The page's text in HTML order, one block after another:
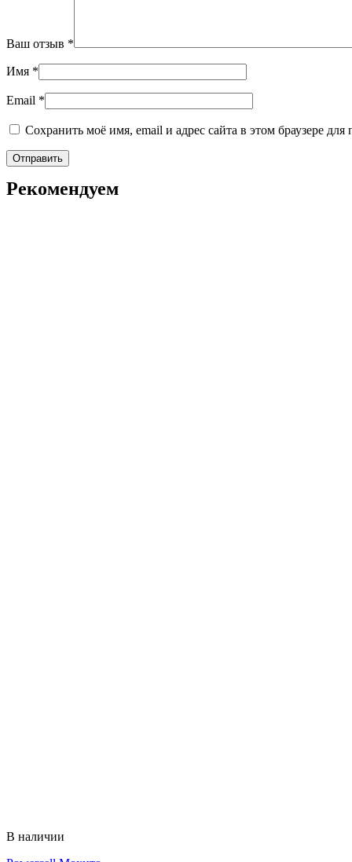
Ваш отзыв *
Имя *
Email *
Сохранить моё имя, email и адрес сайта в этом браузере
Рекомендуем
В наличии